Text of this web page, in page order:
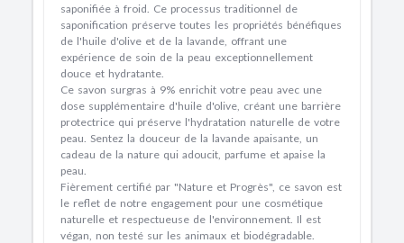
saponifiée à froid. Ce processus traditionnel de
saponification préserve toutes les propriétés bénéfiques
de l'huile d'olive et de la lavande, offrant une
expérience de soin de la peau exceptionnellement
douce et hydratante.
Ce savon surgras à 9% enrichit votre peau avec une
dose supplémentaire d'huile d'olive, créant une barrière
protectrice qui préserve l'hydratation naturelle de votre
peau. Sentez la douceur de la lavande apaisante, un
cadeau de la nature qui adoucit, parfume et apaise la
peau.
Fièrement certifié par "Nature et Progrès", ce savon est
le reflet de notre engagement pour une cosmétique
naturelle et respectueuse de l'environnement. Il est
végan, non testé sur les animaux et biodégradable.